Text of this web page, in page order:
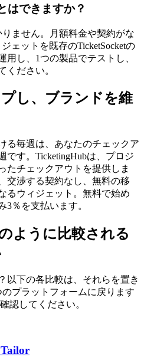
はできますか？
ません。月額料金や契約がな
ェットを既存のTicketSocketの
し、1つの製品でテストし、
ください。
し、ブランドを維
る毎週は、あなたのチェックア
です。TicketingHubは、プロジ
たチェックアウトを提供しま
交渉する契約なし、無料の移
るウィジェット。無料で始め
3％を支払います。
ように比較される
以下の各比較は、それらを置き
プラットフォームに戻ります
認してください。